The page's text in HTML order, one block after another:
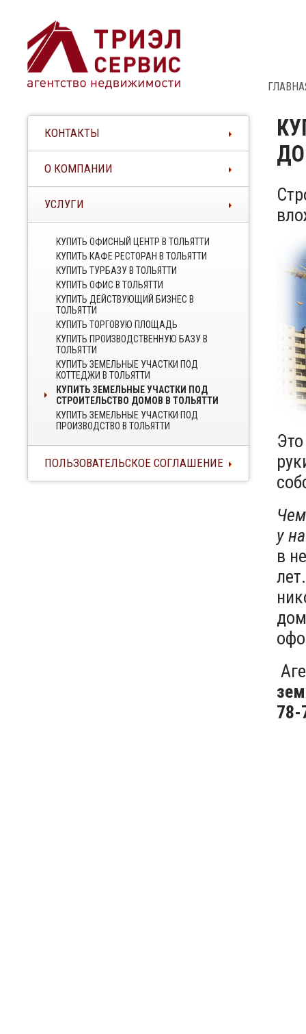
КОНТАКТЫ
О КОМПАНИИ
УСЛУГИ
КУПИТЬ ОФИСНЫЙ ЦЕНТР В ТОЛЬЯТТИ
КУПИТЬ КАФЕ РЕСТОРАН В ТОЛЬЯТТИ
КУПИТЬ ТУРБАЗУ В ТОЛЬЯТТИ
КУПИТЬ ОФИС В ТОЛЬЯТТИ
КУПИТЬ ДЕЙСТВУЮЩИЙ БИЗНЕС В
ТОЛЬЯТТИ
КУПИТЬ ТОРГОВУЮ ПЛОЩАДЬ
КУПИТЬ ПРОИЗВОДСТВЕННУЮ БАЗУ В
ТОЛЬЯТТИ
КУПИТЬ ЗЕМЕЛЬНЫЕ УЧАСТКИ ПОД
КОТТЕДЖИ В ТОЛЬЯТТИ
КУПИТЬ ЗЕМЕЛЬНЫЕ УЧАСТКИ ПОД
СТРОИТЕЛЬСТВО ДОМОВ В ТОЛЬЯТТИ
КУПИТЬ ЗЕМЕЛЬНЫЕ УЧАСТКИ ПОД
ПРОИЗВОДСТВО В ТОЛЬЯТТИ
ПОЛЬЗОВАТЕЛЬСКОЕ СОГЛАШЕНИЕ
у
в
78-